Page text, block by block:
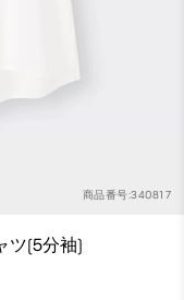
商品番号:340817
ツ(5分袖)